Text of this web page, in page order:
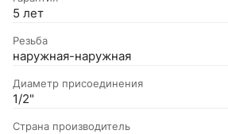
5 лет
Резьба
наружная-наружная
Диаметр присоединения
1/2"
Страна производитель